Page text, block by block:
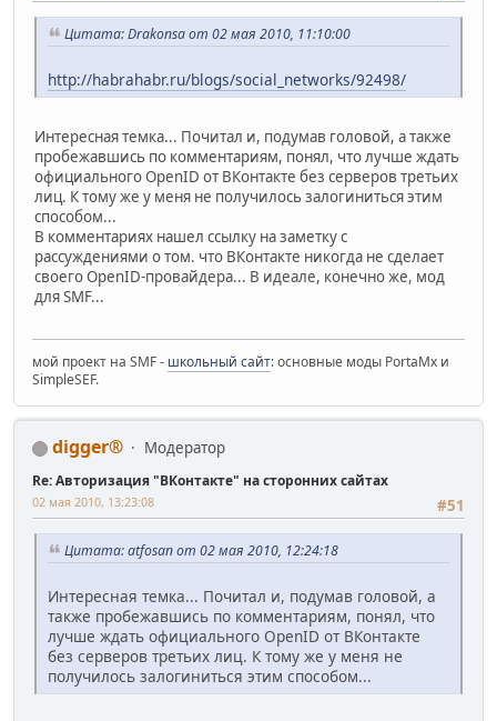
Цитата: Drakonsa от 02 мая 2010, 11:10:00
http://habrahabr.ru/blogs/social_networks/92498/
Интересная темка... Почитал и, подумав головой, а также
пробежавшись по комментариям, понял, что лучше ждать
официального OpenID от ВКонтакте без серверов третьих
лиц. К тому же у меня не получилось залогиниться этим
способом...
В комментариях нашел ссылку на заметку с
рассуждениями о том. что ВКонтакте никогда не сделает
своего OpenID-провайдера... В идеале, конечно же, мод
для SMF...
мой проект на SMF - школьный сайт: основные моды PortaMx и
SimpleSEF.
digger® Модератор
Re: Авторизация "ВКонтакте" на сторонних сайтах
#51
02 мая 2010, 13:23:08
Цитата: atfosan от 02 мая 2010, 12:24:18
Интересная темка... Почитал и, подумав головой, а
также пробежавшись по комментариям, понял, что
лучше ждать официального OpenID от ВКонтакте
без серверов третьих лиц. К тому же у меня не
получилось залогиниться этим способом...